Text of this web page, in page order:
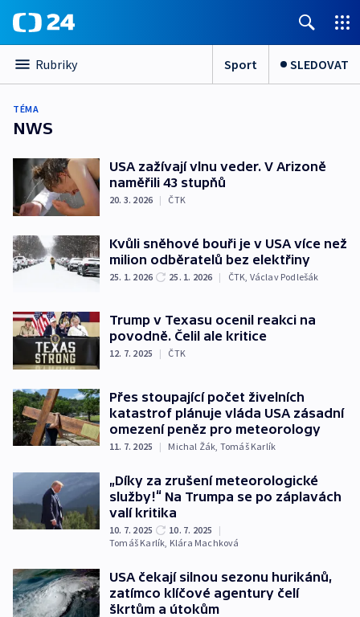
Rubriky Sport SLEDOVAT
TÉMA
NWS
USA zažívají vlnu veder. V Arizoně
naměřili 43 stupňů
20. 3. 2026 | ČTK
Kvůli sněhové bouři je v USA více než
milion odběratelů bez elektřiny
25. 1. 2026 25. 1. 2026 | ČTK Václav Podlešák
Trump v Texasu ocenil reakci na
povodně. Čelil ale kritice
12. 7. 2025 | ČTK
Přes stoupající počet živelních
katastrof plánuje vláda USA zásadní
omezení peněz pro meteorology
11. 7. 2025 | Michal Žák Tomáš Karlík
„Díky za zrušení meteorologické
služby!“ Na Trumpa se po záplavách
valí kritika
10. 7. 2025 10. 7. 2025
|
Tomáš Karlík Klára Machková
USA čekají silnou sezonu hurikánů,
zatímco klíčové agentury čelí
škrtům a útokům